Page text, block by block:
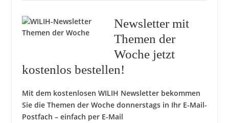
Newsletter mit
Themen der
Woche jetzt
kostenlos bestellen!
Mit dem kostenlosen WILIH Newsletter bekommen
Sie die Themen der Woche donnerstags in Ihr E-Mail-
Postfach – einfach per E-Mail